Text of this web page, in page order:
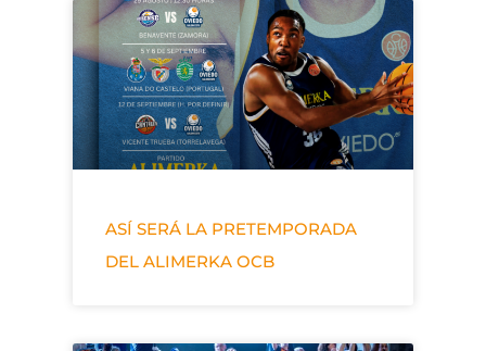
ASÍ SERÁ LA PRETEMPORADA
DEL ALIMERKA OCB